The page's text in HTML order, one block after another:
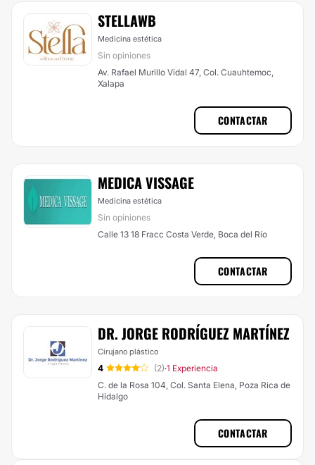
STELLAWB
Medicina estética
Sin opiniones
Av. Rafael Murillo Vidal 47, Col. Cuauhtemoc,
Xalapa
CONTACTAR
MEDICA VISSAGE
Medicina estética
Sin opiniones
Calle 13 18 Fracc Costa Verde, Boca del Río
CONTACTAR
DR. JORGE RODRÍGUEZ MARTÍNEZ
Cirujano plástico
4 (2)·1 Experiencia
C. de la Rosa 104, Col. Santa Elena, Poza Rica de
Hidalgo
CONTACTAR